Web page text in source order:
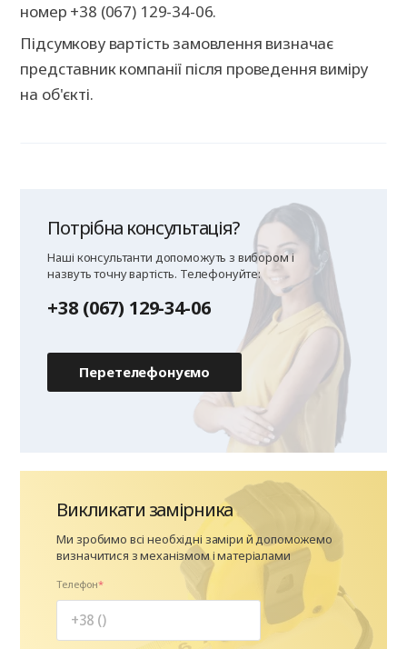
номер +38 (067) 129-34-06.
Підсумкову вартість замовлення визначає
представник компанії після проведення виміру
на об'єкті.
Потрібна консультація?
Наші консультанти допоможуть з вибором і
назвуть точну вартість. Телефонуйте:
+38 (067) 129-34-06
Перетелефонуємо
Викликати замірника
Ми зробимо всі необхідні заміри й допоможемо
визначитися з механізмом і матеріалами
Телефон